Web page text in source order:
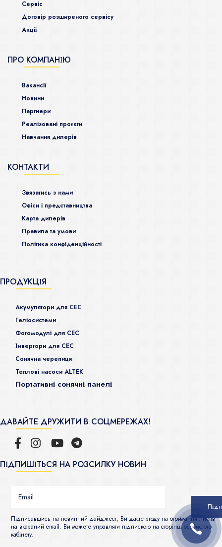
Сервіс
Договір розширеного сервісу
Акції
ПРО КОМПАНІЮ
Ваканcії
Новини
Партнери
Реалізовані проєкти
Навчання дилерів
КОНТАКТИ
Звязатись з нами
Офіси і представництва
Карта дилерів
Правила та умови
Політика конфіденційності
ПРОДУКЦІЯ
Акумулятори для СЕС
Гeліосистеми
Фотомодулі для СЕС
Інвертори для СЕС
Сонячна черепиця
Теплові насоси ALTEK
Портативні сонячні панелі
ДАВАЙТЕ ДРУЖИТИ В СОЦМЕРЕЖАХ!
ПІДПИШІТЬСЯ НА РОЗСИЛКУ НОВИН
Підписавшись на новинний дайджест, Ви даєте згоду на отримання листів
на вказаний email. Ви можете управляти підпискою на сторінці особистого
кабінету.